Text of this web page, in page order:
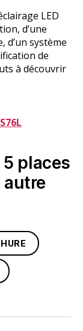
LED
d’une
d’un système
de
à découvrir
5 places
autre